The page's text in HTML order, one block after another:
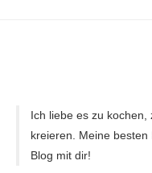
Ich liebe es zu
kreieren. Meine
Blog mit dir!